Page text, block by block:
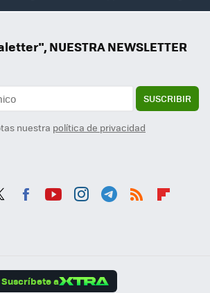
NUESTRA NEWSLETTER
SUSCRIBIR
nuestra política de privacidad
Suscríbete a